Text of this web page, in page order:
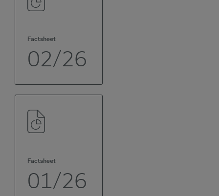
Factsheet
02/26
Factsheet
01/26